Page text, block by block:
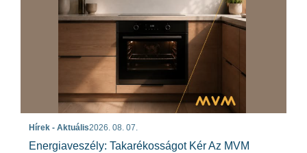
Hírek - Aktuális2026. 08. 07.
Energiaveszély: Takarékosságot Kér Az MVM